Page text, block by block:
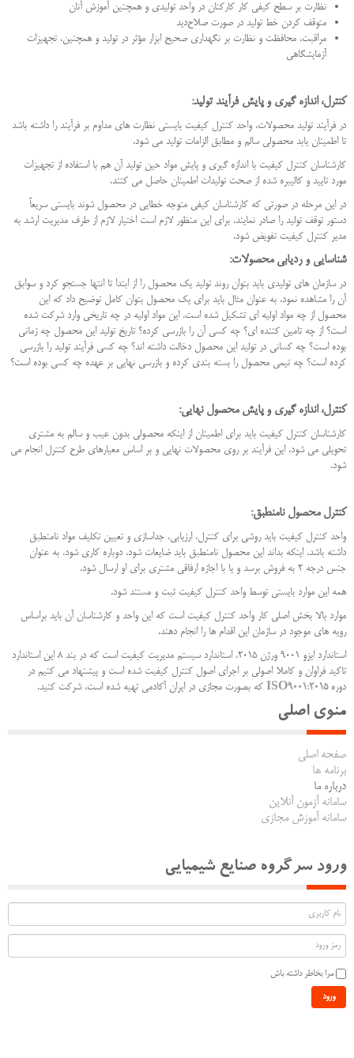
نظارت بر سطح کیفی کار کارکنان در واحد تولیدی و همچنین آموزش آنان
متوقف کردن خط تولید در صورت صلاح‌دید
مراقبت، محافظت و نظارت بر نگهداری صحیح ابزار مؤثر در تولید و همچنین، تجهیزات
آزمایشگاهی
کنترل، اندازه گیری و پایش فرآیند تولید:
در فرآیند تولید محصولات، واحد کنترل کیفیت بایستی نظارت های مداوم بر فرآیند را داشته باشد
تا اطمینان یابد محصولی سالم و مطابق الزامات تولید می شود.
کارشناسان کنترل کیفیت با اندازه گیری و پایش مواد حین تولید آن هم با استفاده از تجهیزات
مورد تایید و کالیبره شده از صحت تولیدات اطمینان حاصل می کنند.
در این مرحله در صورتی که کارشناسان کیفی متوجه خطایی در محصول شوند بایستی سریعاً
دستور توقف تولید را صادر نمایند. برای این منظور لازم است اختیار لازم از طرف مدیریت ارشد به
مدیر کنترل کیفیت تفویض شود.
شناسایی و ردیابی محصولات:
در سازمان های تولیدی باید بتوان روند تولید یک محصول را از ابتدا تا انتها جستجو کرد و سوابق
آن را مشاهده نمود. به عنوان مثال باید برای یک محصول بتوان کامل توضیح داد که این
محصول از چه مواد اولیه ای تشکیل شده است، این مواد اولیه در چه تاریخی وارد شرکت شده
است؟ از چه تامین کننده ای؟ چه کسی آن را بازرسی کرده؟ تاریخ تولید این محصول چه زمانی
بوده است؟ چه کسانی در تولید این محصول دخالت داشته اند؟ چه کسی فرآیند تولید را بازرسی
کرده است؟ چه تیمی محصول را بسته بندی کرده و بازرسی نهایی بر عهده چه کسی بوده است؟
کنترل، اندازه گیری و پایش محصول نهایی:
کارشناسان کنترل کیفیت باید برای اطمینان از اینکه محصولی بدون عیب و سالم به مشتری
تحویلی می شود، این فرآیند بر روی محصولات نهایی و بر اساس معیارهای طرح کنترل انجام می
شود.
کنترل محصول نامنطبق:
واحد کنترل کیفیت باید روشی برای کنترل، ارزیابی، جداسازی و تعیین تکلیف مواد نامنطبق
داشته باشد. اینکه بداند این محصول نامنطبق باید ضایعات شود، دوباره کاری شود، به عنوان
جنس درجه 2 به فروش برسد و یا با اجازه ارفاقی مشتری برای او ارسال شود.
همه این موارد بایستی توسط واحد کنترل کیفیت ثبت و مستند شود.
موارد بالا بخش اصلی کار واحد کنترل کیفیت است که این واحد و کارشناسان آن باید براساس
رویه های موجود در سازمان این اقدام ها را انجام دهند.
استاندارد ایزو 9001 ورژن 2015، استاندارد سیستم مدیریت کیفیت است که در بند 8 این استاندارد
تاکید فراوان و کاملا اصولی بر اجرای اصول کنترل کیفیت شده است و پیشنهاد می کنیم در
دورهISO9001:2015 که بصورت مجازی در ایران آکادمی تهیه شده است، شرکت کنید.
منوی اصلی
صفحه اصلی
برنامه ها
درباره ما
سامانه آزمون آنلاین
سامانه آموزش مجازی
ورود سرگروه صنایع شیمیایی
مرا بخاطر داشته باش
ورود